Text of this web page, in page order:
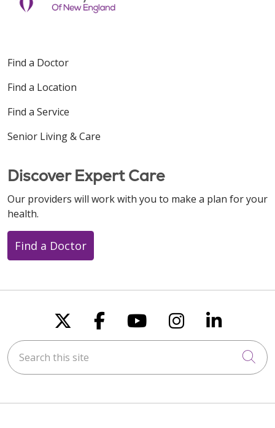
Find a Doctor
Find a Location
Find a Service
Senior Living & Care
Discover Expert Care
Our providers will work with you to make a plan for your
health.
Find a Doctor
Follow us on X
Follow us on
Follow us on
Follow us
Follow
Search this site